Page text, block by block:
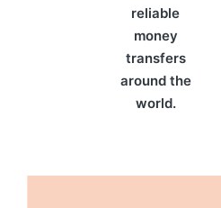
reliable
money
transfers
around the
world.